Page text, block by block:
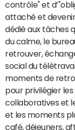
contrôle" et
attaché et devenir
dédié aux tâches
du calme, le
retrouver,
social du
moments de
pour privilégier
collaboratives et
et les moments
café, déjeuners,